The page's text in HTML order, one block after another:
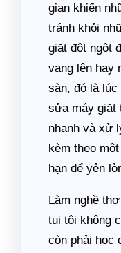
gian khiến
tránh khỏi
giặt đột ngột
vang lên hay
sàn, đó là
sửa máy giặt
nhanh và xử
kèm theo
hạn để yên
Làm nghề
tụi tôi không
còn phải học